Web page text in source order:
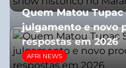
Quem Matou
julgamento e novo
respostas em 2026
05/08/2026
AFRI NEWS